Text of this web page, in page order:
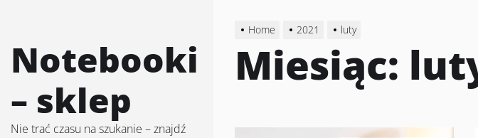
content
Notebooki
– sklep
Nie trać czasu na szukanie – znajdź
Home 2021 luty
Miesiąc: